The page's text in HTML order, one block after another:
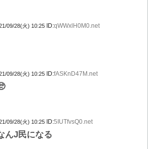
09/28(火) 10:25 ID:qWWxlH0M0.net
09/28(火) 10:25 ID:fASKnD47M.net
09/28(火) 10:25 ID:5IUTfvsQ0.net
んJ民になる